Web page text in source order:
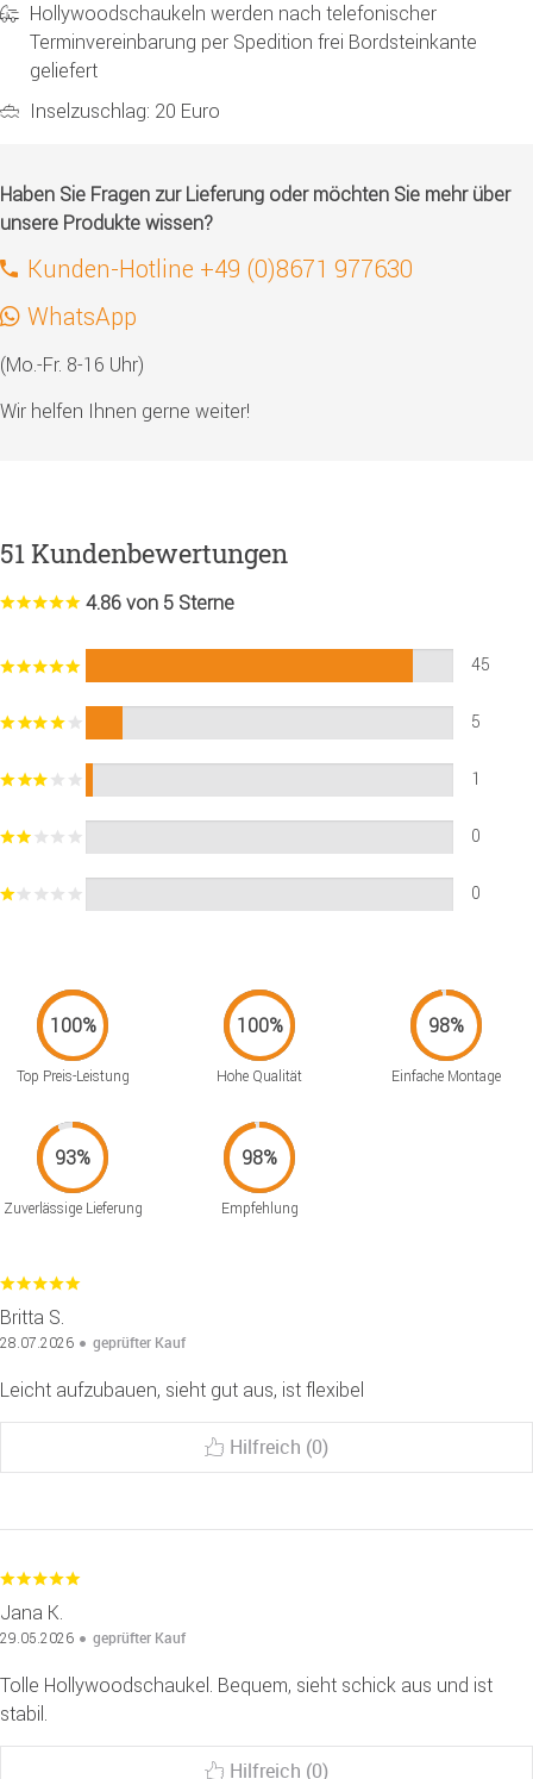
Hollywoodschaukeln werden nach telefonischer
Terminvereinbarung per Spedition frei Bordsteinkante
geliefert
Inselzuschlag: 20 Euro
Haben Sie Fragen zur Lieferung oder möchten Sie mehr über
unsere Produkte wissen?
Kunden-Hotline +49 (0)8671 977630
WhatsApp
(Mo.-Fr. 8-16 Uhr)
Wir helfen Ihnen gerne weiter!
51 Kundenbewertungen
4.86 von 5 Sterne
45
5
1
0
0
Top Preis-Leistung Hohe Qualität Einfache Montage
Zuverlässige Lieferung Empfehlung
Britta S.
28.07.2026 geprüfter Kauf
Leicht aufzubauen, sieht gut aus, ist flexibel
Hilfreich (0)
Jana K.
29.05.2026 geprüfter Kauf
Tolle Hollywoodschaukel. Bequem, sieht schick aus und ist
stabil.
Hilfreich (0)